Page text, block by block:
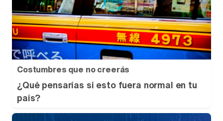
Costumbres que no creerás
¿Qué pensarías si esto fuera normal en tu
país?